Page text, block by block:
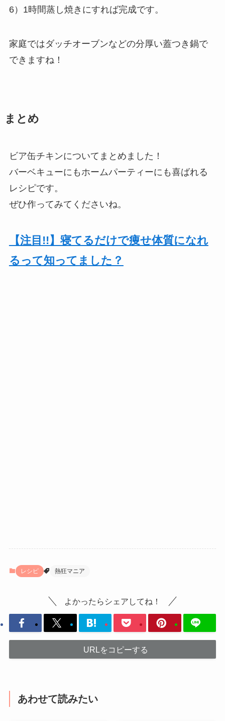
6）1時間蒸し焼きにすれば完成です。
家庭ではダッチオーブンなどの分厚い蓋つき鍋で
できますね！
まとめ
ビア缶チキンについてまとめました！
バーベキューにもホームパーティーにも喜ばれる
レシピです。
ぜひ作ってみてくださいね。
【注目!!】寝てるだけで痩せ体質になれ
るって知ってました？
レシピ 熱狂マニア
よかったらシェアしてね！
URLをコピーする
あわせて読みたい